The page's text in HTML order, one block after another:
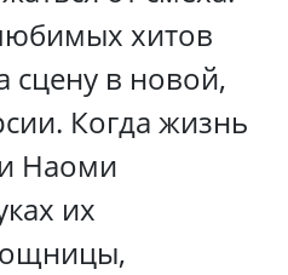
хитов
сцену в новой,
Когда жизнь
Наоми
их